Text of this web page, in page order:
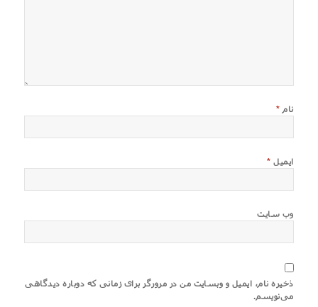
نام *
ایمیل *
وب‌ سایت
ذخیره نام، ایمیل و وبسایت من در مرورگر برای زمانی که دوباره دیدگاهی
می‌نویسم.